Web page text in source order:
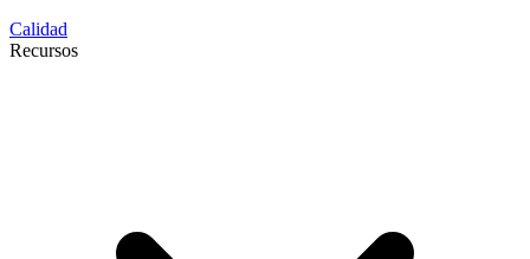
Calidad
Recursos